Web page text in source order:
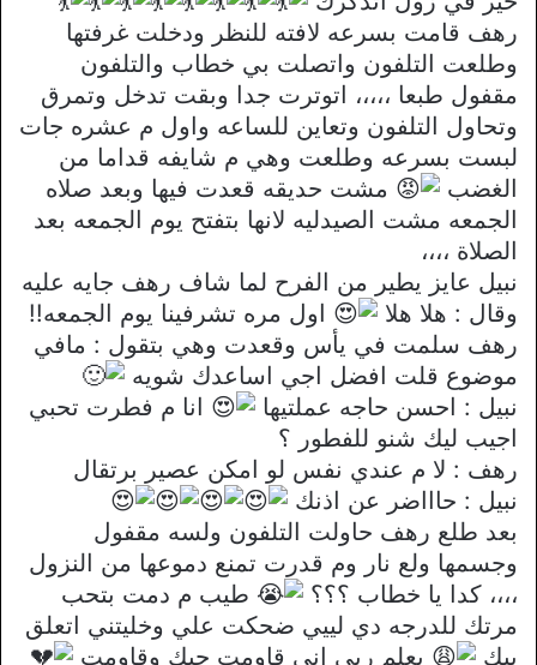
رهف قامت بسرعه لافته للنظر ودخلت غرفتها
وطلعت التلفون واتصلت بي خطاب والتلفون
مقفول طبعا ،،،،، اتوترت جدا وبقت تدخل وتمرق
وتحاول التلفون وتعاين للساعه واول م عشره جات
لبست بسرعه وطلعت وهي م شايفه قداما من
الغضب
مشت حديقه قعدت فيها وبعد صلاه
الجمعه مشت الصيدليه لانها بتفتح يوم الجمعه بعد
الصلاة ،،،،
نبيل عايز يطير من الفرح لما شاف رهف جايه عليه
وقال : هلا هلا
اول مره تشرفينا يوم الجمعه!!
رهف سلمت في يأس وقعدت وهي بتقول : مافي
موضوع قلت افضل اجي اساعدك شويه
نبيل : احسن حاجه عملتيها
انا م فطرت تحبي
اجيب ليك شنو للفطور ؟
رهف : لا م عندي نفس لو امكن عصير برتقال
نبيل : حاااضر عن اذنك
بعد طلع رهف حاولت التلفون ولسه مقفول
وجسمها ولع نار وم قدرت تمنع دموعها من النزول
،،،، كدا يا خطاب ؟؟؟
طيب م دمت بتحب
مرتك للدرجه دي لييي ضحكت علي وخليتني اتعلق
بيك
يعلم ربي اني قاومت حبك وقاومت